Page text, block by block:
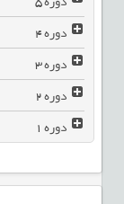
دوره4
دوره3
دوره2
دوره1